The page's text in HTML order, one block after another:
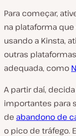
Para começar,
na plataforma
usando a Kinsta,
outras
adequada, como
A partir daí,
importantes para
de abandono de
o pico de tráfego.